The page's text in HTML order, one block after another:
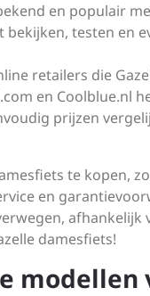
en populair
bekijken, testen en
retailers die
en Coolblue.nl
prijzen
te kopen,
en
afhankelijk
damesfiets!
modellen